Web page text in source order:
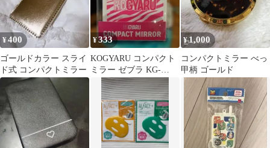
¥400
ゴールドカラー スライ
ド式 コンパクトミラー
¥333
KOGYARU コンパクト
ミラー ゼブラ KG-
CM04
¥1,000
コンパクトミラー べっ
甲柄 ゴールド